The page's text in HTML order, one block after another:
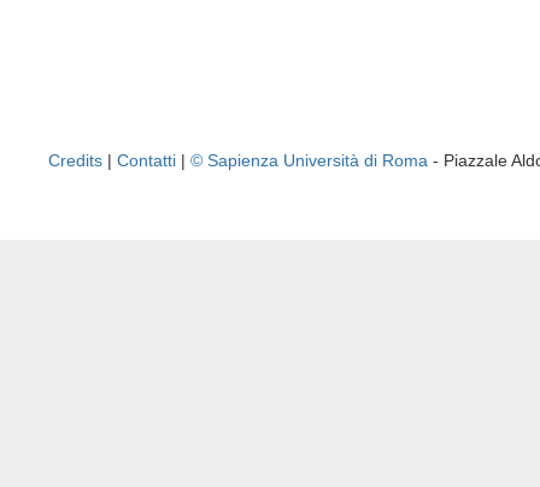
Credits | Contatti | © Sapienza Università di Roma - Piazzale